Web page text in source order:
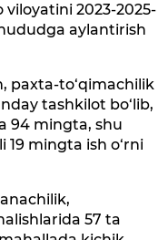
2023-2025-
aylantirish
paxta-to‘qimachilik
tashkilot bo‘lib,
94 mingta, shu
mingta ish o‘rni
57 ta